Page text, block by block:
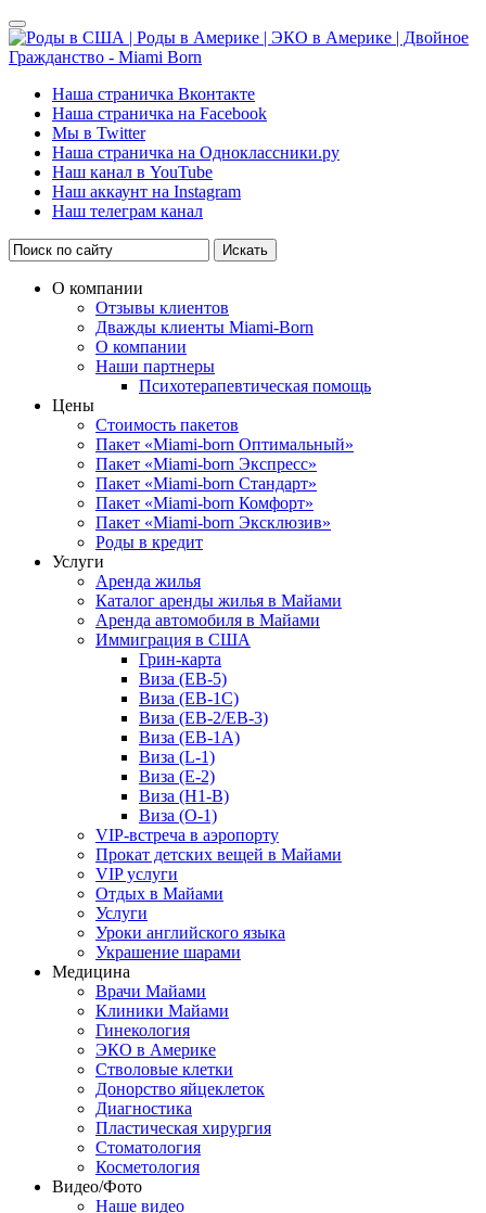
Наша страничка Вконтакте
Наша страничка на Facebook
Мы в Twitter
Наша страничка на Одноклассники.ру
Наш канал в YouTube
Наш аккаунт на Instagram
Наш телеграм канал
Искать
О компании
Отзывы клиентов
Дважды клиенты Miami-Born
О компании
Наши партнеры
Психотерапевтическая помощь
Цены
Стоимость пакетов
Пакет «Miami-born Оптимальный»
Пакет «Miami-born Экспресс»
Пакет «Miami-born Стандарт»
Пакет «Miami-born Комфорт»
Пакет «Miami-born Эксклюзив»
Роды в кредит
Услуги
Аренда жилья
Каталог аренды жилья в Майами
Аренда автомобиля в Майами
Иммиграция в США
Грин-карта
Виза (EB-5)
Виза (EB-1C)
Виза (EB-2/EB-3)
Виза (EB-1A)
Виза (L-1)
Виза (E-2)
Виза (H1-B)
Виза (O-1)
VIP-встреча в аэропорту
Прокат детских вещей в Майами
VIP услуги
Отдых в Майами
Услуги
Уроки английского языка
Украшение шарами
Медицина
Врачи Майами
Клиники Майами
Гинекология
ЭКО в Америке
Стволовые клетки
Донорство яйцеклеток
Диагностика
Пластическая хирургия
Стоматология
Косметология
Видео/Фото
Наше видео